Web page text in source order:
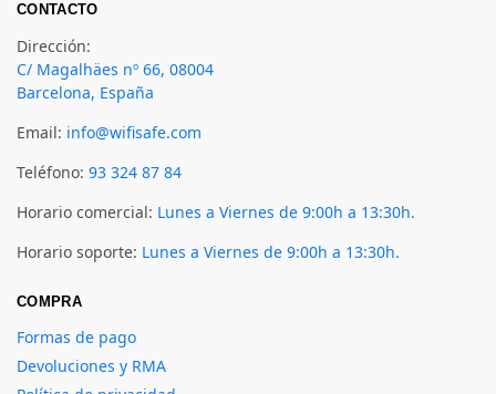
CONTACTO
Dirección:
C/ Magalhäes nº 66, 08004
Barcelona, España
Email: info@wifisafe.com
Teléfono: 93 324 87 84
Horario comercial: Lunes a Viernes de 9:00h a 13:30h.
Horario soporte: Lunes a Viernes de 9:00h a 13:30h.
COMPRA
Formas de pago
Devoluciones y RMA